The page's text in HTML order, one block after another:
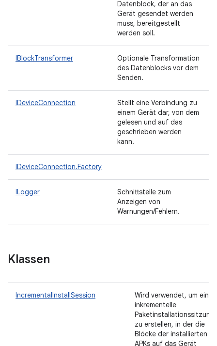
Datenblock, der an das
Gerät gesendet werden
muss, bereitgestellt
werden soll.
IBlockTransformer
Optionale Transformation
des Datenblocks vor dem
Senden.
IDeviceConnection
Stellt eine Verbindung zu
einem Gerät dar, von dem
gelesen und auf das
geschrieben werden
kann.
IDeviceConnection.Factory
ILogger
Schnittstelle zum
Anzeigen von
Warnungen/Fehlern.
Klassen
IncrementalInstallSession
Wird verwendet, um eine
inkrementelle
Paketinstallationssitzung
zu erstellen, in der die
Blöcke der installierten
APKs auf das Gerät